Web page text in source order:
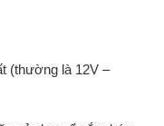
(thường là 12V –